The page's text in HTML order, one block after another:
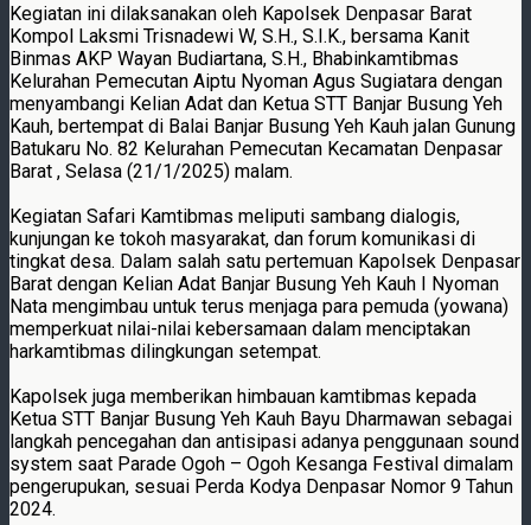
Kegiatan ini dilaksanakan oleh Kapolsek Denpasar Barat
Kompol Laksmi Trisnadewi W, S.H., S.I.K., bersama Kanit
Binmas AKP Wayan Budiartana, S.H., Bhabinkamtibmas
Kelurahan Pemecutan Aiptu Nyoman Agus Sugiatara dengan
menyambangi Kelian Adat dan Ketua STT Banjar Busung Yeh
Kauh, bertempat di Balai Banjar Busung Yeh Kauh jalan Gunung
Batukaru No. 82 Kelurahan Pemecutan Kecamatan Denpasar
Barat , Selasa (21/1/2025) malam.
Kegiatan Safari Kamtibmas meliputi sambang dialogis,
kunjungan ke tokoh masyarakat, dan forum komunikasi di
tingkat desa. Dalam salah satu pertemuan Kapolsek Denpasar
Barat dengan Kelian Adat Banjar Busung Yeh Kauh I Nyoman
Nata mengimbau untuk terus menjaga para pemuda (yowana)
memperkuat nilai-nilai kebersamaan dalam menciptakan
harkamtibmas dilingkungan setempat.
Kapolsek juga memberikan himbauan kamtibmas kepada
Ketua STT Banjar Busung Yeh Kauh Bayu Dharmawan sebagai
langkah pencegahan dan antisipasi adanya penggunaan sound
system saat Parade Ogoh – Ogoh Kesanga Festival dimalam
pengerupukan, sesuai Perda Kodya Denpasar Nomor 9 Tahun
2024.